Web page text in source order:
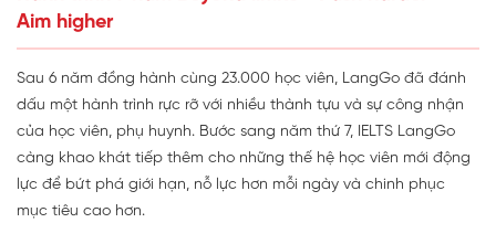
Aim higher
Sau 6 năm đồng hành cùng 23.000 học viên, LangGo đã đánh
dấu một hành trình rực rỡ với nhiều thành tựu và sự công nhận
của học viên, phụ huynh. Bước sang năm thứ 7, IELTS LangGo
càng khao khát tiếp thêm cho những thế hệ học viên mới động
lực để bứt phá giới hạn, nỗ lực hơn mỗi ngày và chinh phục
mục tiêu cao hơn.